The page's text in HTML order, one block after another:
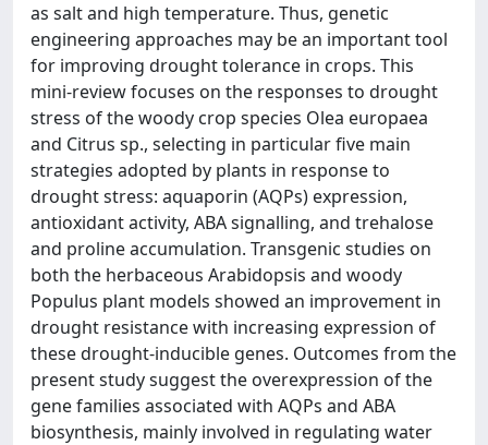
as salt and high temperature. Thus, genetic
engineering approaches may be an important tool
for improving drought tolerance in crops. This
mini-review focuses on the responses to drought
stress of the woody crop species Olea europaea
and Citrus sp., selecting in particular five main
strategies adopted by plants in response to
drought stress: aquaporin (AQPs) expression,
antioxidant activity, ABA signalling, and trehalose
and proline accumulation. Transgenic studies on
both the herbaceous Arabidopsis and woody
Populus plant models showed an improvement in
drought resistance with increasing expression of
these drought-inducible genes. Outcomes from the
present study suggest the overexpression of the
gene families associated with AQPs and ABA
biosynthesis, mainly involved in regulating water